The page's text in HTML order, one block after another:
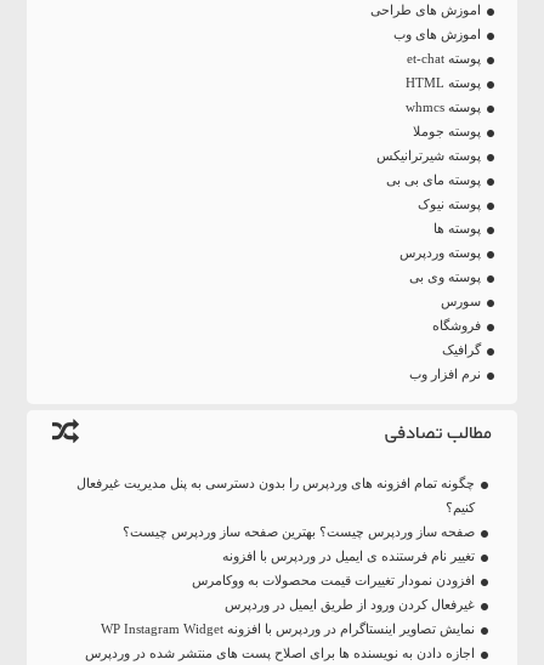
اموزش های طراحی
اموزش های وب
پوسته et-chat
پوسته HTML
پوسته whmcs
پوسته جوملا
پوسته شیرترانیکس
پوسته مای بی بی
پوسته نیوک
پوسته ها
پوسته وردپرس
پوسته وی بی
سورس
فروشگاه
گرافیک
نرم افزار وب
مطالب تصادفی
چگونه تمام افزونه های وردپرس را بدون دسترسی به پنل مدیریت غیرفعال
کنیم؟
صفحه ساز وردپرس چیست؟ بهترین صفحه ساز وردپرس چیست؟
تغییر نام فرستنده ی ایمیل در وردپرس با افزونه
افزودن نمودار تغییرات قیمت محصولات به ووکامرس
غیرفعال کردن ورود از طریق ایمیل در وردپرس
نمایش تصاویر اینستاگرام در وردپرس با افزونه WP Instagram Widget
اجازه دادن به نویسنده ها برای اصلاح پست های منتشر شده در وردپرس